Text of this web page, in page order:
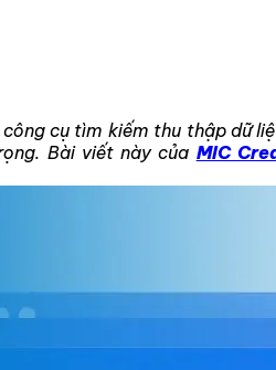
cụ tìm kiếm thu thập dữ
Bài viết này của MIC